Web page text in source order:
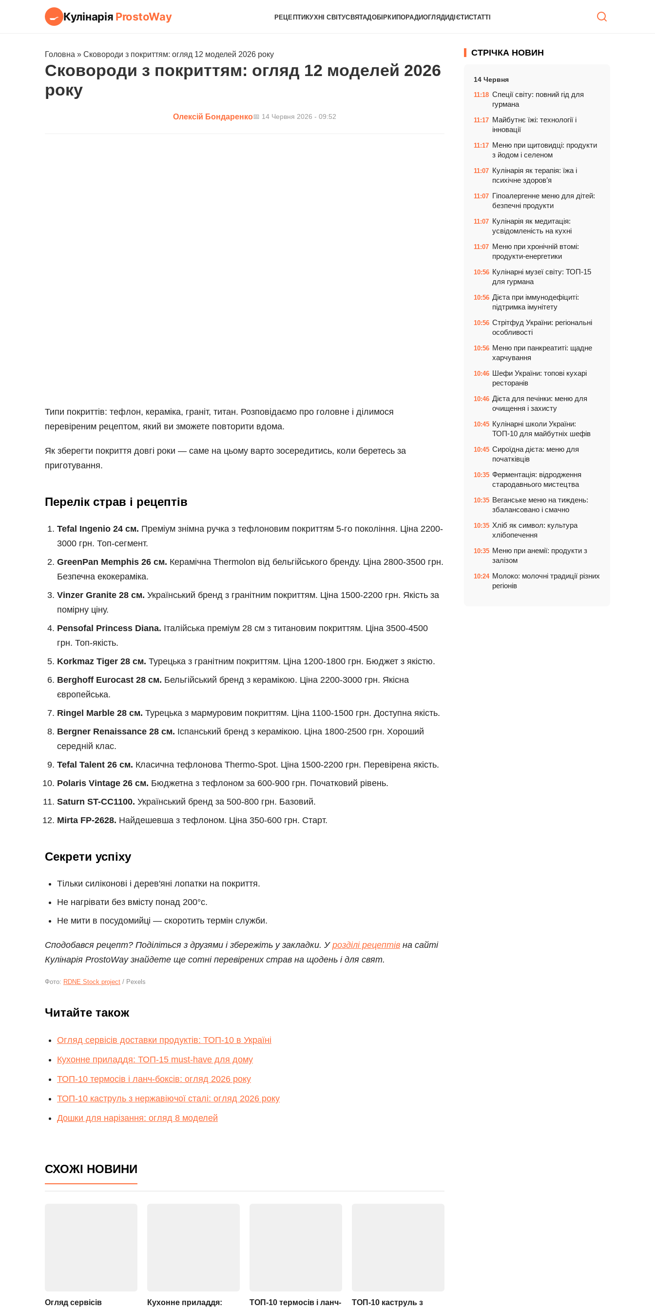
🍳 Кулінарія ProstoWay РЕЦЕПТИКУХНІ СВІТУСВЯТАДОБІРКИПОРАДИОГЛЯДИДІЄТИСТАТТІ
Головна » Сковороди з покриттям: огляд 12 моделей 2026 року
Сковороди з покриттям: огляд 12 моделей 2026
року
Олексій Бондаренко📅 14 Червня 2026 - 09:52
Типи покриттів: тефлон, кераміка, граніт, титан. Розповідаємо про головне і ділимося
перевіреним рецептом, який ви зможете повторити вдома.
Як зберегти покриття довгі роки — саме на цьому варто зосередитись, коли беретесь за
приготування.
Перелік страв і рецептів
Tefal Ingenio 24 см. Преміум знімна ручка з тефлоновим покриттям 5-го покоління. Ціна 2200-
3000 грн. Топ-сегмент.
GreenPan Memphis 26 см. Керамічна Thermolon від бельгійського бренду. Ціна 2800-3500 грн.
Безпечна екокераміка.
Vinzer Granite 28 см. Український бренд з гранітним покриттям. Ціна 1500-2200 грн. Якість за
помірну ціну.
Pensofal Princess Diana. Італійська преміум 28 см з титановим покриттям. Ціна 3500-4500
грн. Топ-якість.
Korkmaz Tiger 28 см. Турецька з гранітним покриттям. Ціна 1200-1800 грн. Бюджет з якістю.
Berghoff Eurocast 28 см. Бельгійський бренд з керамікою. Ціна 2200-3000 грн. Якісна
європейська.
Ringel Marble 28 см. Турецька з мармуровим покриттям. Ціна 1100-1500 грн. Доступна якість.
Bergner Renaissance 28 см. Іспанський бренд з керамікою. Ціна 1800-2500 грн. Хороший
середній клас.
Tefal Talent 26 см. Класична тефлонова Thermo-Spot. Ціна 1500-2200 грн. Перевірена якість.
Polaris Vintage 26 см. Бюджетна з тефлоном за 600-900 грн. Початковий рівень.
Saturn ST-CC1100. Український бренд за 500-800 грн. Базовий.
Mirta FP-2628. Найдешевша з тефлоном. Ціна 350-600 грн. Старт.
Секрети успіху
Тільки силіконові і дерев'яні лопатки на покриття.
Не нагрівати без вмісту понад 200°c.
Не мити в посудомийці — скоротить термін служби.
Сподобався рецепт? Поділіться з друзями і збережіть у закладки. У розділі рецептів на сайті
Кулінарія ProstoWay знайдете ще сотні перевірених страв на щодень і для свят.
Фото: RDNE Stock project / Pexels
Читайте також
Огляд сервісів доставки продуктів: ТОП-10 в Україні
Кухонне приладдя: ТОП-15 must-have для дому
ТОП-10 термосів і ланч-боксів: огляд 2026 року
ТОП-10 каструль з нержавіючої сталі: огляд 2026 року
Дошки для нарізання: огляд 8 моделей
СХОЖІ НОВИНИ
Огляд сервісів
Кухонне приладдя:
ТОП-10 термосів і ланч-
ТОП-10 каструль з
СТРІЧКА НОВИН
14 Червня
11:18 Спеції світу: повний гід для
гурмана
11:17 Майбутнє їжі: технології і
інновації
11:17 Меню при щитовидці: продукти
з йодом і селеном
11:07 Кулінарія як терапія: їжа і
психічне здоров’я
11:07 Гіпоалергенне меню для дітей:
безпечні продукти
11:07 Кулінарія як медитація:
усвідомленість на кухні
11:07 Меню при хронічній втомі:
продукти-енергетики
10:56 Кулінарні музеї світу: ТОП-15
для гурмана
10:56 Дієта при іммунодефіциті:
підтримка імунітету
10:56 Стрітфуд України: регіональні
особливості
10:56 Меню при панкреатиті: щадне
харчування
10:46 Шефи України: топові кухарі
ресторанів
10:46 Дієта для печінки: меню для
очищення і захисту
10:45 Кулінарні школи України:
ТОП-10 для майбутніх шефів
10:45 Сироїдна дієта: меню для
початківців
10:35 Ферментація: відродження
стародавнього мистецтва
10:35 Веганське меню на тиждень:
збалансовано і смачно
10:35 Хліб як символ: культура
хлібопечення
10:35 Меню при анемії: продукти з
залізом
10:24 Молоко: молочні традиції різних
регіонів